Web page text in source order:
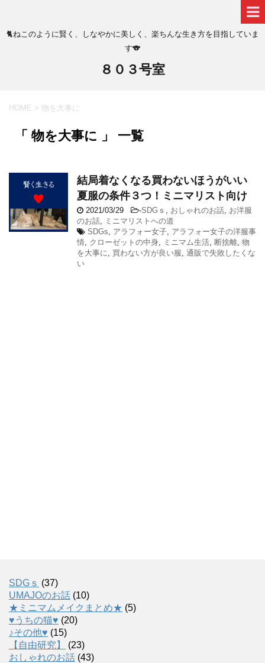
🐈ねこのように賢く、しなやかに美しく、楽ちんな生き方を目指していま
す🐨
８０３号室
HOME > 物を大事に
「 物を大事に 」 一覧
結局着なくなる買わないほうがいい
夏服の条件３つ！ミニマリスト向け
2021/03/29 -SDGｓ おしゃれのお話 お洋服
のお話
ミニマリストへの道
SDGs
アラフォー女子 アラフォー女子の洋服事
情 クローゼットの中身 ミニマム生活 断捨離 物
を大事に
買わない方が良い服 通販で失敗したくな
い
SDGｓ (37)
UMAJOのお話 (10)
★ミニマムメイクまとめ★ (5)
♥うちの猫♥ (20)
♪その他♥ (15)
【自由研究】
(23)
おしゃれのお話 (43)